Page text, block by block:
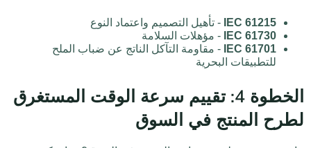
IEC 61215
- تأهيل التصميم واعتماد النوع
IEC 61730
- مؤهلات السلامة
IEC 61701
- مقاومة التآكل الناتج عن ضباب الملح
للتطبيقات البحرية
الخطوة 4: تقييم سرعة الوقت المستغرق
لطرح المنتج في السوق